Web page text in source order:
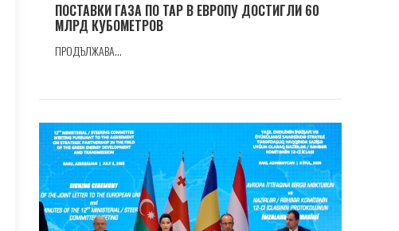
ПОСТАВКИ ГАЗА ПО TAP В ЕВРОПУ ДОСТИГЛИ 60
МЛРД КУБОМЕТРОВ
ПРОДЪЛЖАВА...